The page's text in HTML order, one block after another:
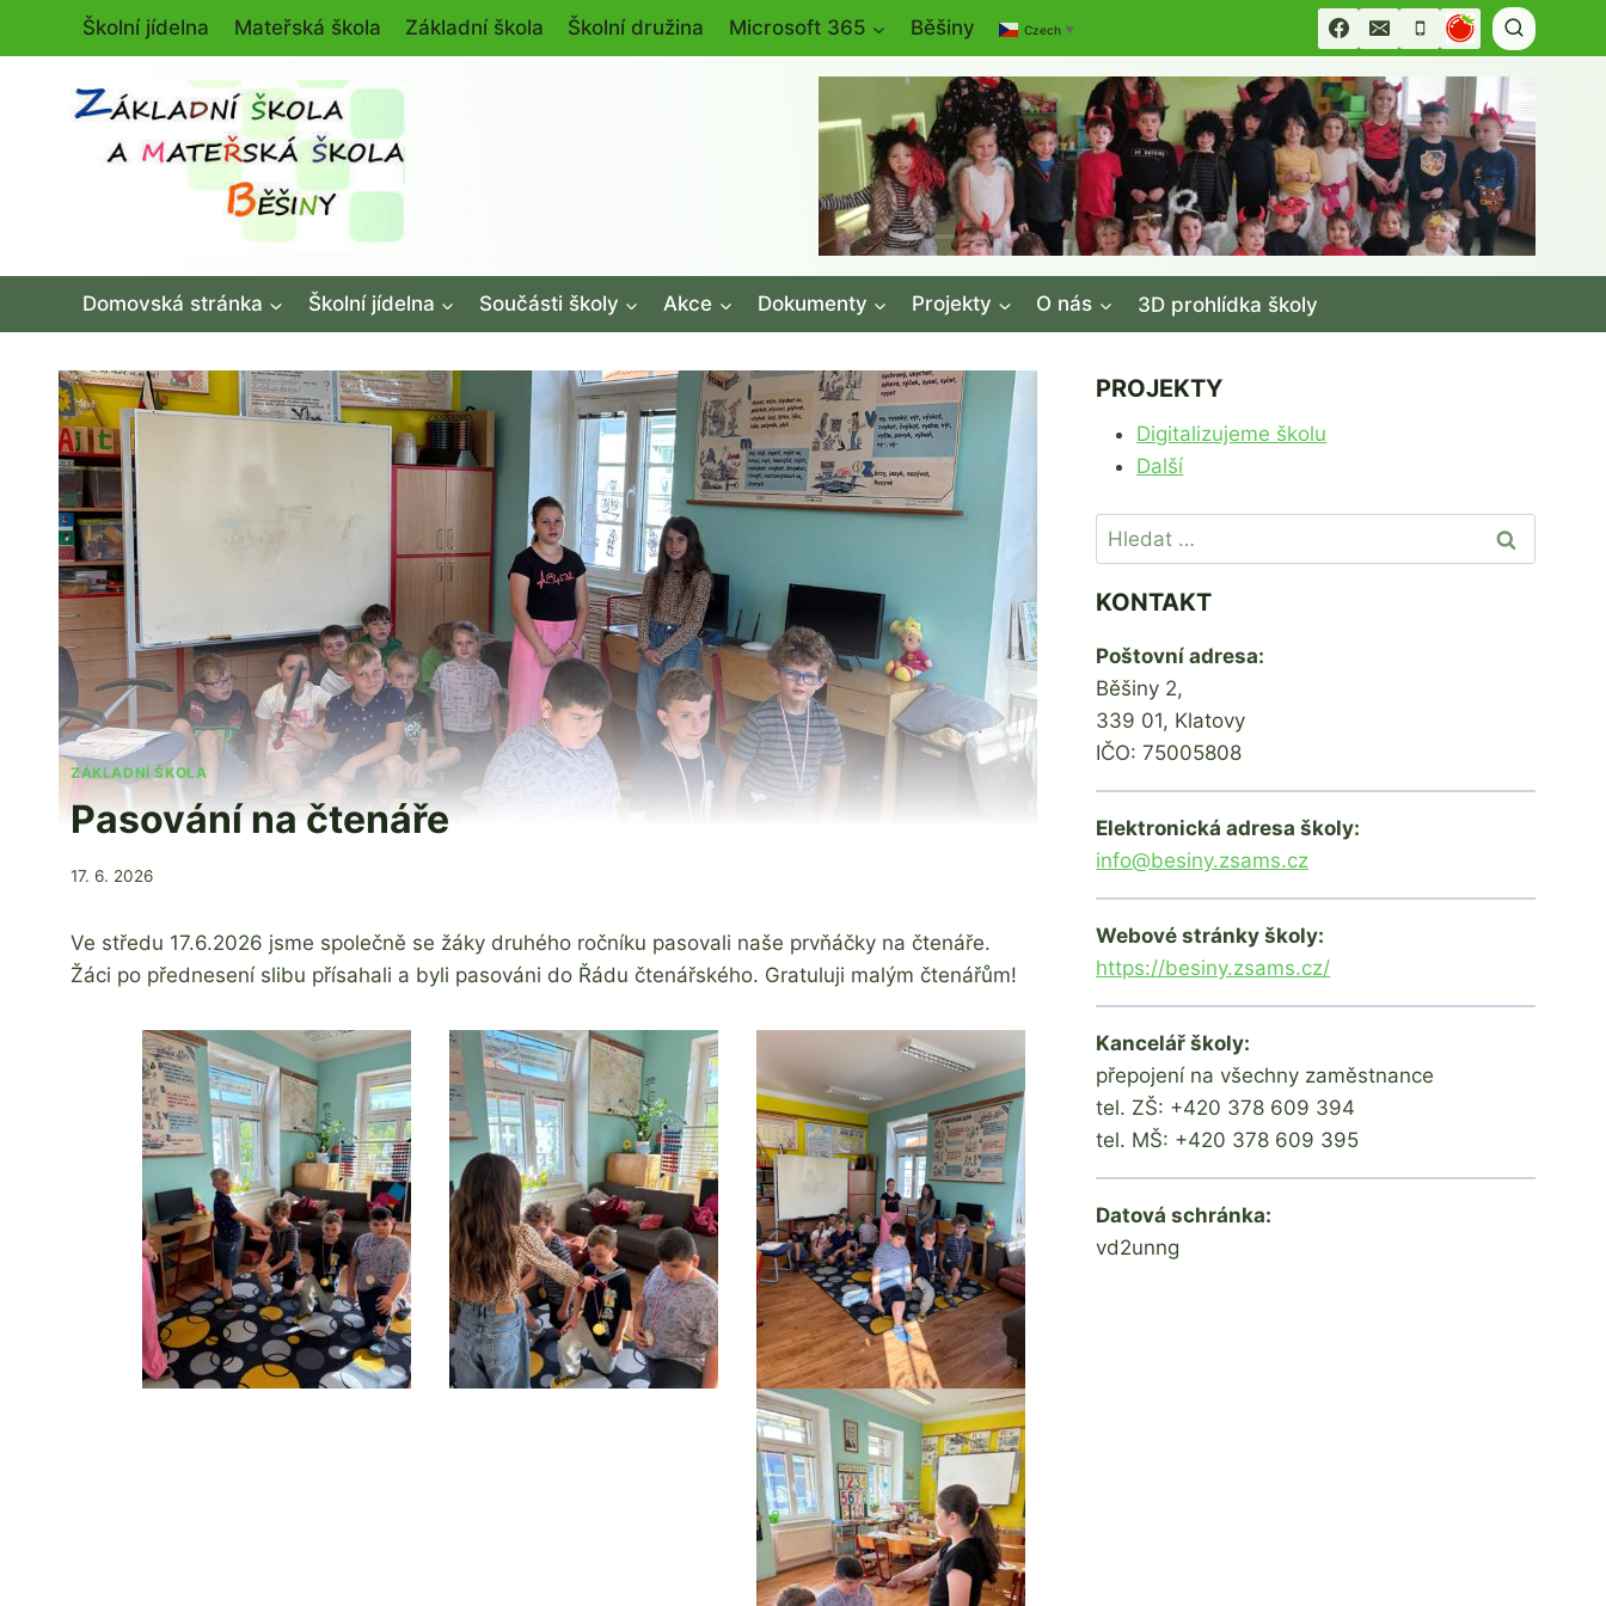
Přeskočit
Školní jídelna Mateřská škola Základní škola Školní družina Microsoft 365 Běšiny Czech ▼
Domovská stránka Školní jídelna Součásti školy Akce Dokumenty Projekty O nás 3D prohlídka školy
ZÁKLADNÍ ŠKOLA
Pasování na čtenáře
Od
17. 6. 2026
Ve středu 17.6.2026 jsme společně se žáky druhého ročníku pasovali naše prvňáčky na čtenáře.
Žáci po přednesení slibu přísahali a byli pasováni do Řádu čtenářského. Gratuluji malým čtenářům!
PROJEKTY
Digitalizujeme školu
Další
Vyhledávání
KONTAKT
Poštovní adresa:
Běšiny 2,
339 01, Klatovy
IČO: 75005808
Elektronická adresa školy:
info@besiny.zsams.cz
Webové stránky školy:
https://besiny.zsams.cz/
Kancelář školy:
přepojení na všechny zaměstnance
tel. ZŠ: +420 378 609 394
tel. MŠ: +420 378 609 395
Datová schránka:
vd2unng